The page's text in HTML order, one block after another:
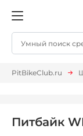
PitBikeClub.ru
Питбайк